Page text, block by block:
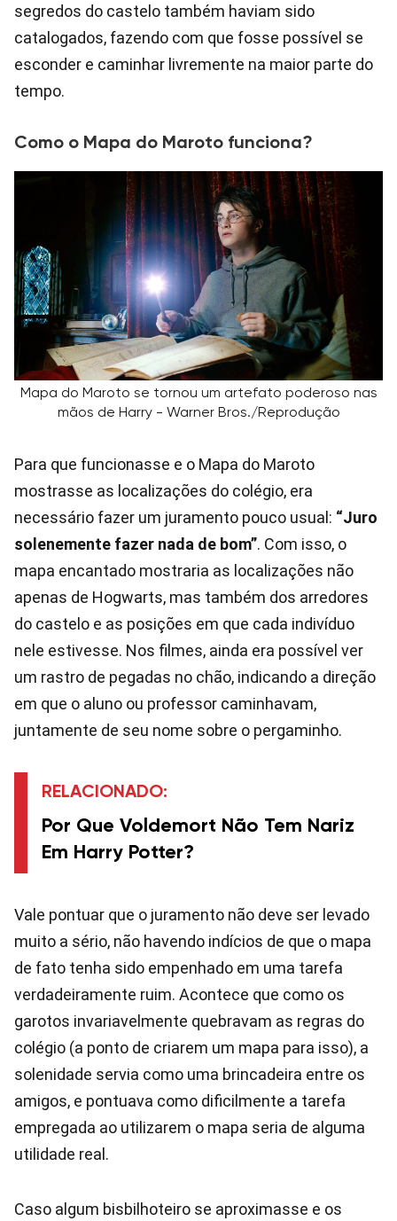
segredos do castelo também haviam sido
catalogados, fazendo com que fosse possível se
esconder e caminhar livremente na maior parte do
tempo.
Como o Mapa do Maroto funciona?
Mapa do Maroto se tornou um artefato poderoso nas
mãos de Harry - Warner Bros./Reprodução
Para que funcionasse e o Mapa do Maroto
mostrasse as localizações do colégio, era
necessário fazer um juramento pouco usual: “Juro
solenemente fazer nada de bom”. Com isso, o
mapa encantado mostraria as localizações não
apenas de Hogwarts, mas também dos arredores
do castelo e as posições em que cada indivíduo
nele estivesse. Nos filmes, ainda era possível ver
um rastro de pegadas no chão, indicando a direção
em que o aluno ou professor caminhavam,
juntamente de seu nome sobre o pergaminho.
RELACIONADO:
Por Que Voldemort Não Tem Nariz
Em Harry Potter?
Vale pontuar que o juramento não deve ser levado
muito a sério, não havendo indícios de que o mapa
de fato tenha sido empenhado em uma tarefa
verdadeiramente ruim. Acontece que como os
garotos invariavelmente quebravam as regras do
colégio (a ponto de criarem um mapa para isso), a
solenidade servia como uma brincadeira entre os
amigos, e pontuava como dificilmente a tarefa
empregada ao utilizarem o mapa seria de alguma
utilidade real.
Caso algum bisbilhoteiro se aproximasse e os